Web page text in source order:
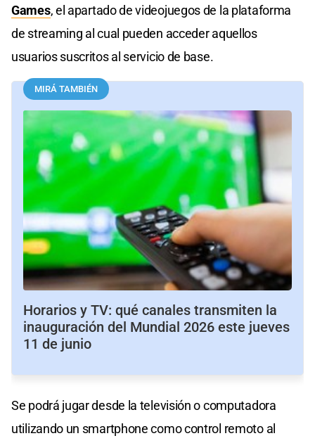
Games, el apartado de videojuegos de la plataforma
de streaming al cual pueden acceder aquellos
usuarios suscritos al servicio de base.
MIRÁ TAMBIÉN
Horarios y TV: qué canales transmiten la
inauguración del Mundial 2026 este jueves
11 de junio
Se podrá jugar desde la televisión o computadora
utilizando un smartphone como control remoto al